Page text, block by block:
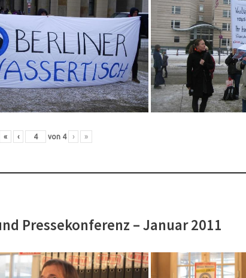
« ‹ von 4 › »
Pressekonferenz – Januar 2011